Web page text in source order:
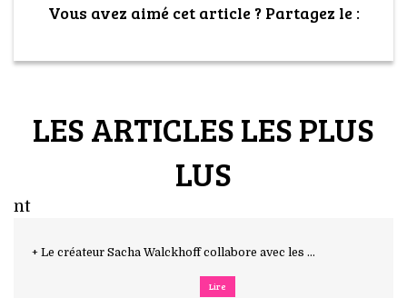
Vous avez aimé cet article ? Partagez le :
LES ARTICLES LES PLUS
LUS
nt
+ Le créateur Sacha Walckhoff collabore avec les ...
Lire